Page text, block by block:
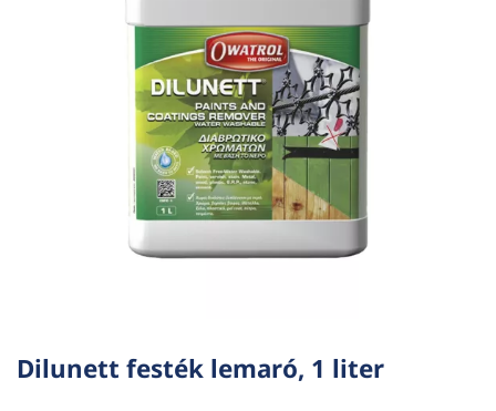
Dilunett festék lemaró, 1 liter